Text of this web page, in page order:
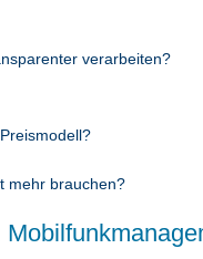
verarbeiten?
mehr brauchen?